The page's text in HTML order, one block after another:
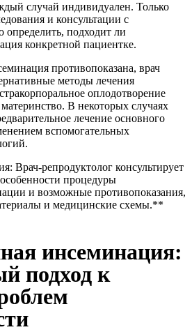
случай индивидуален. Только
и консультации с
подходит ли
конкретной пациентке.
противопоказана, врач
методы лечения
оплодотворение
В некоторых случаях
лечение основного
вспомогательных
Врач-репродуктолог консультирует
процедуры
и возможные противопоказания,
и медицинские схемы.**
инсеминация:
подход к